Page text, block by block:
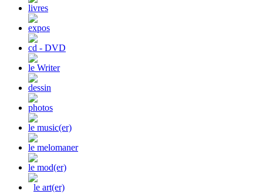
livres
expos
cd - DVD
le Writer
dessin
photos
le music(er)
le melomaner
le mod(er)
le art(er)